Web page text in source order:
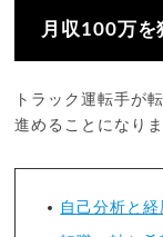
月収100万を
トラック運転手が
進めることになりま
自己分析と